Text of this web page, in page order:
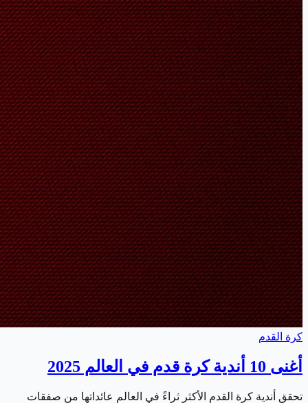
كرة القدم
أغنى 10 أندية كرة قدم في العالم 2025
تحقق أندية كرة القدم الأكثر ثراءً في العالم عائداتها من صفقات